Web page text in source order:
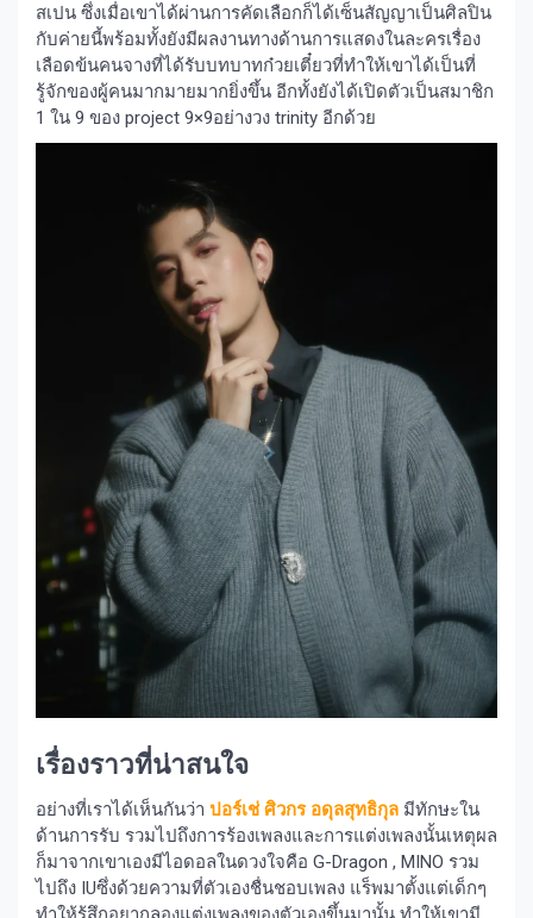
สเปน ซึ่งเมื่อเขาได้ผ่านการคัดเลือกก็ได้เซ็นสัญญาเป็นศิลปิน
กับค่ายนี้พร้อมทั้งยังมีผลงานทางด้านการแสดงในละครเรื่อง
เลือดข้นคนจางที่ได้รับบทบาทก๋วยเตี๋ยวที่ทำให้เขาได้เป็นที่
รู้จักของผู้คนมากมายมากยิ่งขึ้น อีกทั้งยังได้เปิดตัวเป็นสมาชิก
1 ใน 9 ของ project 9×9อย่างวง trinity อีกด้วย
เรื่องราวที่น่าสนใจ
อย่างที่เราได้เห็นกันว่า ปอร์เช่ ศิวกร อดุลสุทธิกุล มีทักษะใน
ด้านการรับ รวมไปถึงการร้องเพลงและการแต่งเพลงนั้นเหตุผล
ก็มาจากเขาเองมีไอดอลในดวงใจคือ G-Dragon , MINO รวม
ไปถึง IUซึ่งด้วยความที่ตัวเองชื่นชอบเพลง แร็พมาตั้งแต่เด็กๆ